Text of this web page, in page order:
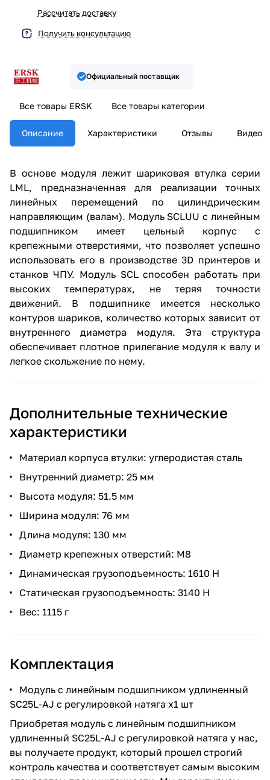
Рассчитать доставку
Получить консультацию
Официальный поставщик
Все товары ERSK Все товары категории
Описание Характеристики Отзывы Видео
В основе модуля лежит шариковая втулка серии
LML, предназначенная для реализации точных
линейных перемещений по цилиндрическим
направляющим (валам). Модуль SCLUU с линейным
подшипником имеет цельный корпус с
крепежными отверстиями, что позволяет успешно
использовать его в производстве 3D принтеров и
станков ЧПУ. Модуль SCL способен работать при
высоких температурах, не теряя точности
движений. В подшипнике имеется несколько
контуров шариков, количество которых зависит от
внутреннего диаметра модуля. Эта структура
обеспечивает плотное прилегание модуля к валу и
легкое скольжение по нему.
Дополнительные технические
характеристики
Материал корпуса втулки: углеродистая сталь
Внутренний диаметр: 25 мм
Высота модуля: 51.5 мм
Ширина модуля: 76 мм
Длина модуля: 130 мм
Диаметр крепежных отверстий: М8
Динамическая грузоподъемность: 1610 Н
Статическая грузоподъемность: 3140 Н
Вес: 1115 г
Комплектация
Модуль с линейным подшипником удлиненный
SC25L-AJ с регулировкой натяга x1 шт
Приобретая модуль с линейным подшипником
удлиненный SC25L-AJ с регулировкой натяга у нас,
вы получаете продукт, который прошел строгий
контроль качества и соответствует самым высоким